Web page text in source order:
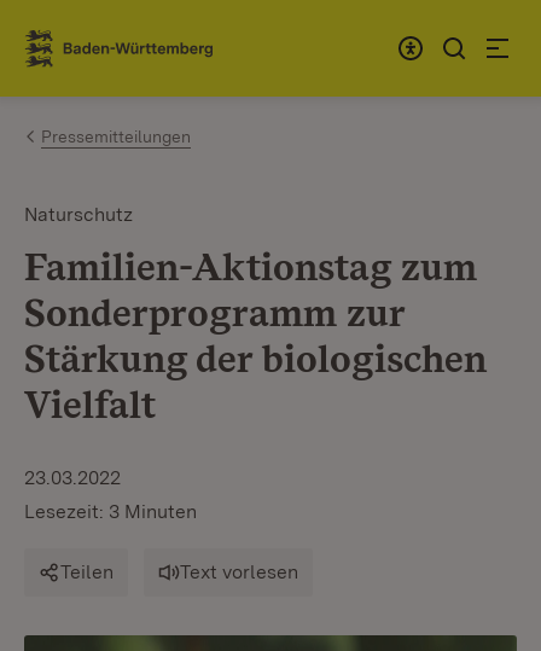
Zum Inhalt springen
Link zur Startseite
Pressemitteilungen
Naturschutz
Familien-Aktionstag zum
Sonderprogramm zur
Stärkung der biologischen
Vielfalt
23.03.2022
Lesezeit: 3 Minuten
Teilen Text vorlesen